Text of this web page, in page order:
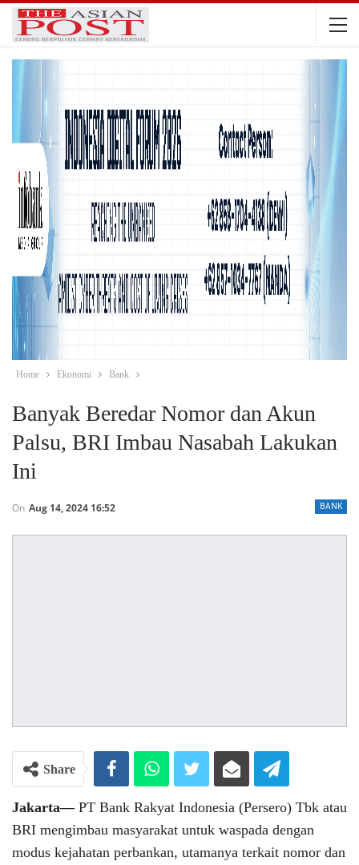
Home Ekonomi Bank
Banyak Beredar Nomor dan Akun
Palsu, BRI Imbau Nasabah Lakukan
Ini
BANK
On Aug 14, 2024 16:52
Share
Jakarta—PT Bank Rakyat Indonesia (Persero) Tbk atau
BRI mengimbau masyarakat untuk waspada dengan
modus kejahatan perbankan, utamanya terkait nomor dan